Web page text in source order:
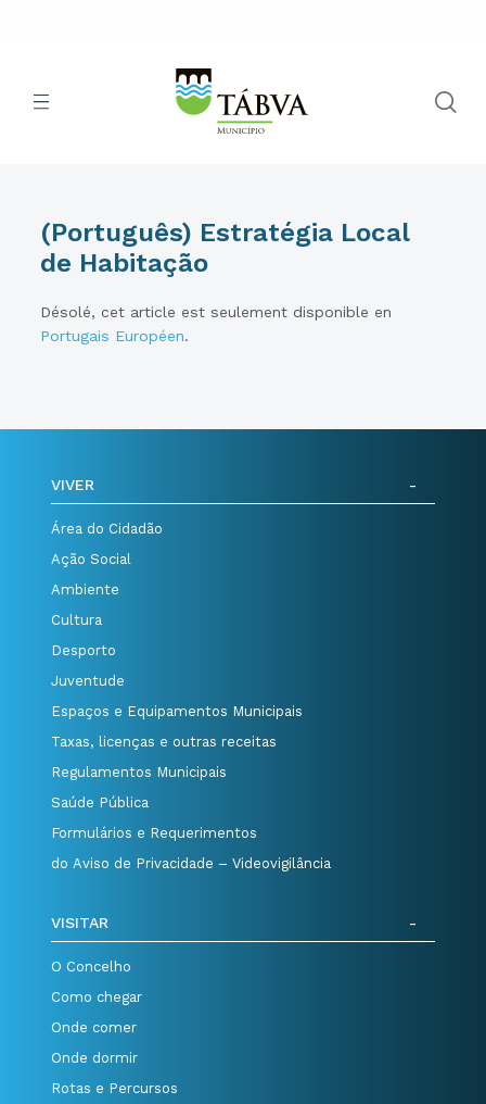
(Português) Estratégia Local
de Habitação
Désolé, cet article est seulement disponible en
Portugais Européen.
VIVER
Área do Cidadão
Ação Social
Ambiente
Cultura
Desporto
Juventude
Espaços e Equipamentos Municipais
Taxas, licenças e outras receitas
Regulamentos Municipais
Saúde Pública
Formulários e Requerimentos
do Aviso de Privacidade – Videovigilância
VISITAR
O Concelho
Como chegar
Onde comer
Onde dormir
Rotas e Percursos